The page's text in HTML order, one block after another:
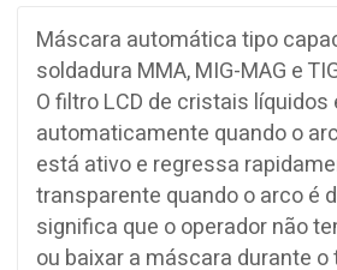
Máscara automática tipo
soldadura MMA, MIG-MAG e
O filtro LCD de cristais
automaticamente quando o
está ativo e regressa
transparente quando o arco é
significa que o operador não
ou baixar a máscara durante o